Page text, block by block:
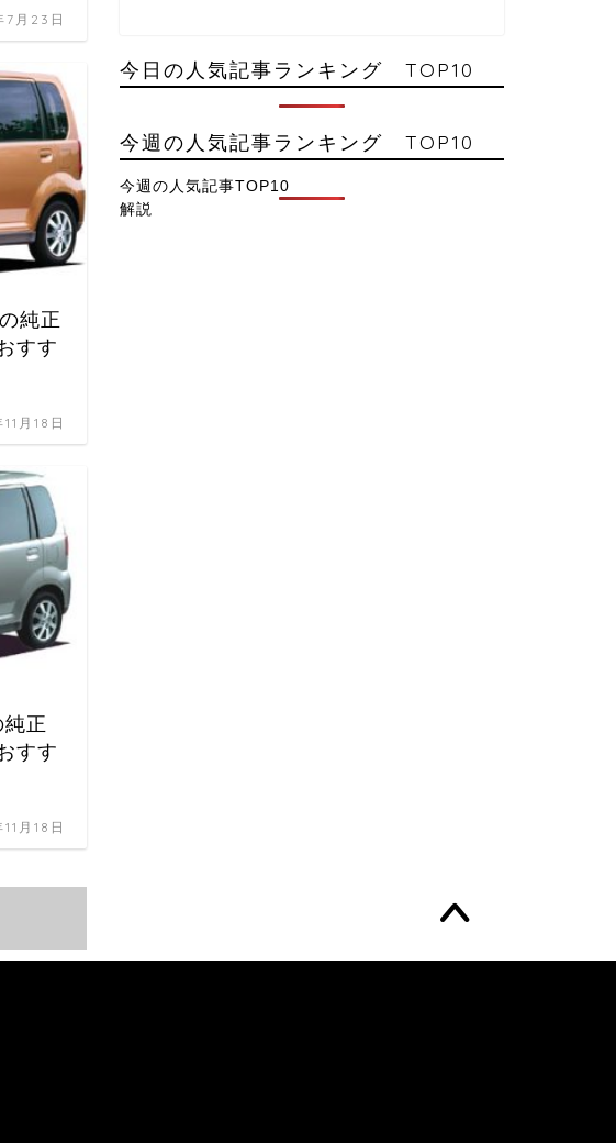
月23日
純正
すす
月18日
正
すす
月18日
今日の人気記事ランキング TOP10
今週の人気記事ランキング TOP10
今週の人気記事TOP10
解説